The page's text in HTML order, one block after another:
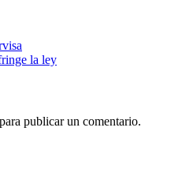
la ley
para publicar un comentario.